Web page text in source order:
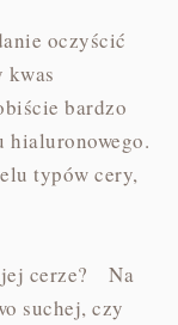
oczyścić
kwas
bardzo
hialuronowego.
typów cery,
cerze? Na
suchej, czy